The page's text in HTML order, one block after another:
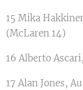
15 Mika
(McLaren 14)
16 Alberto
17 Alan Jones,